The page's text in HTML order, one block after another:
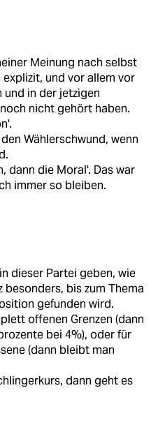
Meinung nach selbst
und vor allem vor
in der jetzigen
nicht gehört haben.
Wählerschwund, wenn
dann die Moral'. Das war
immer so bleiben.
dieser Partei geben, wie
bis zum Thema
gefunden wird.
offenen Grenzen (dann
bei 4%), oder für
(dann bleibt man
dann geht es